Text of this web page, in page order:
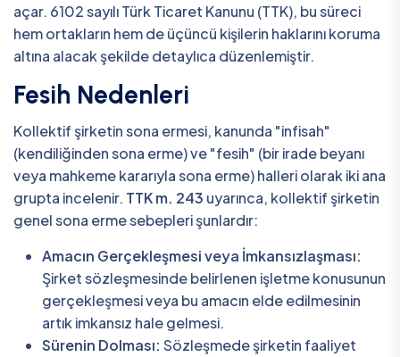
açar. 6102 sayılı Türk Ticaret Kanunu (TTK), bu süreci
hem ortakların hem de üçüncü kişilerin haklarını koruma
altına alacak şekilde detaylıca düzenlemiştir.
Fesih Nedenleri
Kollektif şirketin sona ermesi, kanunda "infisah"
(kendiliğinden sona erme) ve "fesih" (bir irade beyanı
veya mahkeme kararıyla sona erme) halleri olarak iki ana
grupta incelenir. TTK m. 243 uyarınca, kollektif şirketin
genel sona erme sebepleri şunlardır:
Amacın Gerçekleşmesi veya İmkansızlaşması:
Şirket sözleşmesinde belirlenen işletme konusunun
gerçekleşmesi veya bu amacın elde edilmesinin
artık imkansız hale gelmesi.
Sürenin Dolması: Sözleşmede şirketin faaliyet